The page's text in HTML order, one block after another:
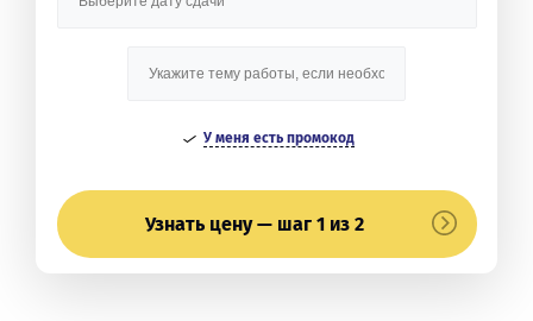
У меня есть промокод
Узнать цену — шаг 1 из 2